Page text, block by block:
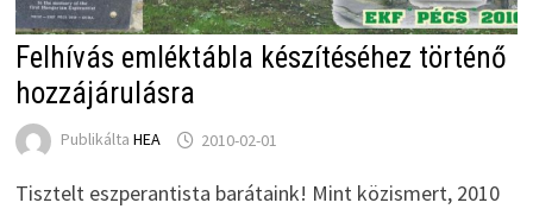
Felhívás emléktábla készítéséhez történő
hozzájárulásra
Publikálta HEA 2010-02-01
Tisztelt eszperantista barátaink! Mint közismert, 2010